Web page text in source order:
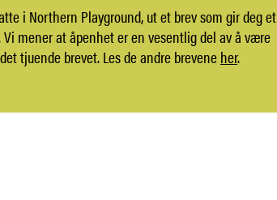
i Northern Playground, ut et brev som gir deg et
mener at åpenhet er en vesentlig del av å være
tjuende brevet. Les de andre breveneher.